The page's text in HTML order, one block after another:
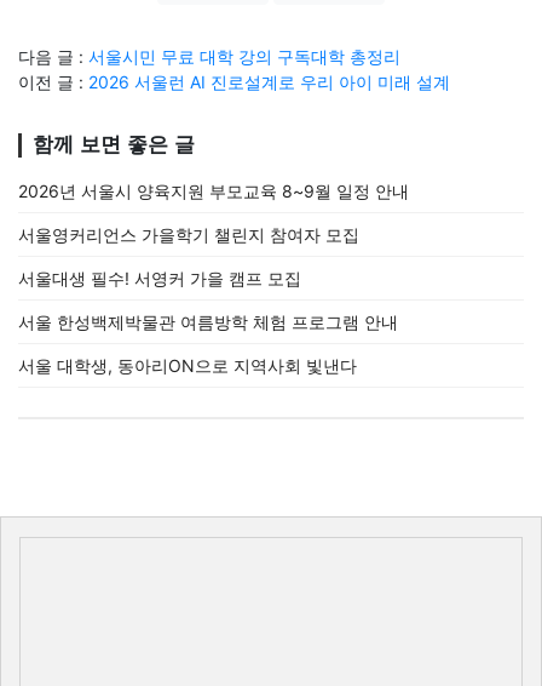
다음 글 : 서울시민 무료 대학 강의 구독대학 총정리
이전 글 : 2026 서울런 AI 진로설계로 우리 아이 미래 설계
함께 보면 좋은 글
2026년 서울시 양육지원 부모교육 8~9월 일정 안내
서울영커리언스 가을학기 챌린지 참여자 모집
서울대생 필수! 서영커 가을 캠프 모집
서울 한성백제박물관 여름방학 체험 프로그램 안내
서울 대학생, 동아리ON으로 지역사회 빛낸다